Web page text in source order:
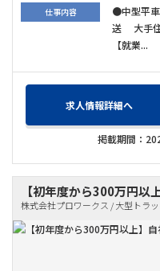
仕事内容
●中型平
送 大手住
【就業...
求人情報詳細へ
掲載期間：
【初年度から300万円以
株式会社プロワークス / 大型トラ